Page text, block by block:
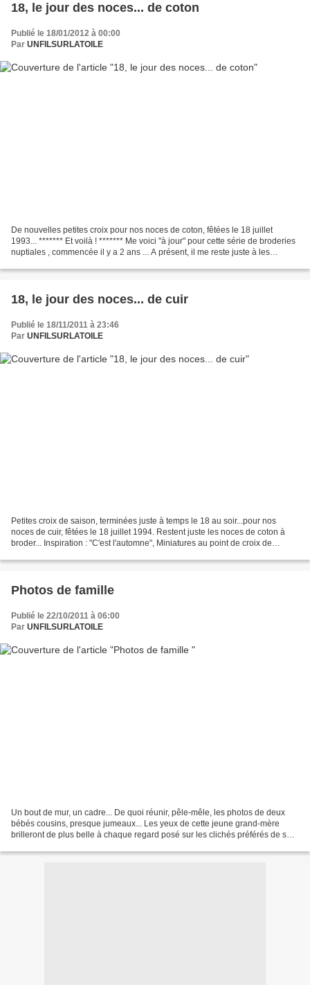
18, le jour des noces... de coton
Publié le 18/01/2012 à 00:00
Par UNFILSURLATOILE
De nouvelles petites croix pour nos noces de coton, fêtées le 18 juillet
1993... ******* Et voilà ! ******* Me voici "à jour" pour cette série de broderies
nuptiales , commencée il y a 2 ans ... A présent, il me reste juste à les
18, le jour des noces... de cuir
Publié le 18/11/2011 à 23:46
Par UNFILSURLATOILE
Petites croix de saison, terminées juste à temps le 18 au soir...pour nos
noces de cuir, fêtées le 18 juillet 1994. Restent juste les noces de coton à
broder... Inspiration : "C'est l'automne", Miniatures au point de croix de
Photos de famille
Publié le 22/10/2011 à 06:00
Par UNFILSURLATOILE
Un bout de mur, un cadre... De quoi réunir, pêle-mêle, les photos de deux
bébés cousins, presque jumeaux... Les yeux de cette jeune grand-mère
brilleront de plus belle à chaque regard posé sur les clichés préférés de sa